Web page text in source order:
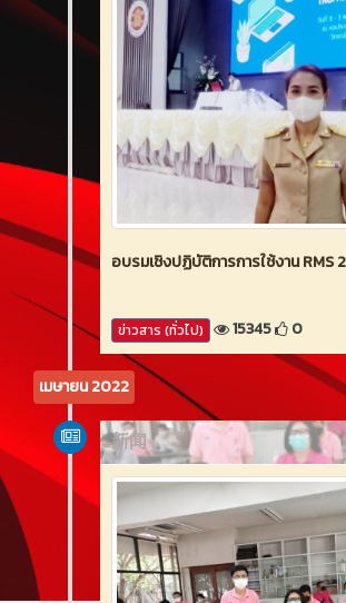
อบรมเชิงปฏิบัติการการใช้งาน RMS
ข่าวสาร (ทั่วไป) 15345 0
เมษายน 2022
新闻